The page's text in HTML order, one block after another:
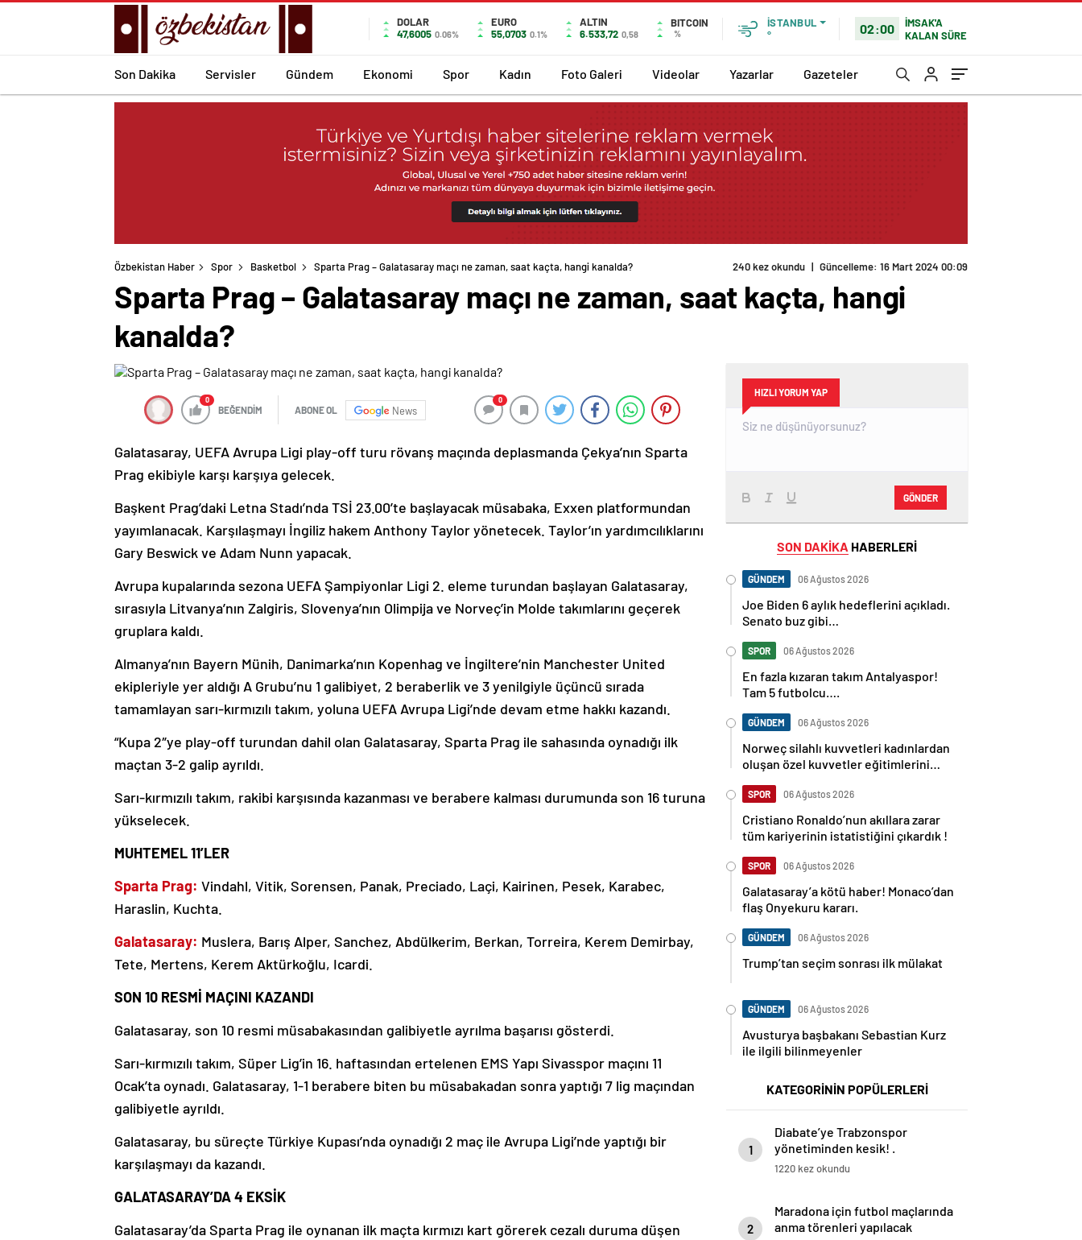
DOLAR
47,6005 0.06%
EURO
55,0703 0.1%
ALTIN
6.533,72 0,58
BITCOIN
%
İSTANBUL
°
02:00
İMSAK'A
KALAN SÜRE
Son Dakika Servisler Gündem Ekonomi Spor Kadın Foto Galeri Videolar Yazarlar Gazeteler
Özbekistan Haber Spor Basketbol Sparta Prag – Galatasaray maçı ne zaman, saat kaçta, hangi kanalda? 240 kez okundu | Güncelleme: 16 Mart 2024 00:09
Sparta Prag – Galatasaray maçı ne zaman, saat kaçta, hangi
kanalda?
0
BEĞENDİM ABONE OL News
0
Galatasaray, UEFA Avrupa Ligi play-off turu rövanş maçında deplasmanda Çekya’nın Sparta
Prag ekibiyle karşı karşıya gelecek.
Başkent Prag’daki Letna Stadı’nda TSİ 23.00’te başlayacak müsabaka, Exxen platformundan
yayımlanacak. Karşılaşmayı İngiliz hakem Anthony Taylor yönetecek. Taylor’ın yardımcılıklarını
Gary Beswick ve Adam Nunn yapacak.
Avrupa kupalarında sezona UEFA Şampiyonlar Ligi 2. eleme turundan başlayan Galatasaray,
sırasıyla Litvanya’nın Zalgiris, Slovenya’nın Olimpija ve Norveç’in Molde takımlarını geçerek
gruplara kaldı.
Almanya’nın Bayern Münih, Danimarka’nın Kopenhag ve İngiltere’nin Manchester United
ekipleriyle yer aldığı A Grubu’nu 1 galibiyet, 2 beraberlik ve 3 yenilgiyle üçüncü sırada
tamamlayan sarı-kırmızılı takım, yoluna UEFA Avrupa Ligi’nde devam etme hakkı kazandı.
“Kupa 2″ye play-off turundan dahil olan Galatasaray, Sparta Prag ile sahasında oynadığı ilk
maçtan 3-2 galip ayrıldı.
Sarı-kırmızılı takım, rakibi karşısında kazanması ve berabere kalması durumunda son 16 turuna
yükselecek.
MUHTEMEL 11’LER
Sparta Prag: Vindahl, Vitik, Sorensen, Panak, Preciado, Laçi, Kairinen, Pesek, Karabec,
Haraslin, Kuchta.
Galatasaray: Muslera, Barış Alper, Sanchez, Abdülkerim, Berkan, Torreira, Kerem Demirbay,
Tete, Mertens, Kerem Aktürkoğlu, Icardi.
SON 10 RESMİ MAÇINI KAZANDI
Galatasaray, son 10 resmi müsabakasından galibiyetle ayrılma başarısı gösterdi.
Sarı-kırmızılı takım, Süper Lig’in 16. haftasından ertelenen EMS Yapı Sivasspor maçını 11
Ocak’ta oynadı. Galatasaray, 1-1 berabere biten bu müsabakadan sonra yaptığı 7 lig maçından
galibiyetle ayrıldı.
Galatasaray, bu süreçte Türkiye Kupası’nda oynadığı 2 maç ile Avrupa Ligi’nde yaptığı bir
karşılaşmayı da kazandı.
GALATASARAY’DA 4 EKSİK
Galatasaray’da Sparta Prag ile oynanan ilk maçta kırmızı kart görerek cezalı duruma düşen
HIZLI YORUM YAP
GÖNDER
SON DAKİKA HABERLERİ
GÜNDEM 06 Ağustos 2026
Joe Biden 6 aylık hedeflerini açıkladı.
Senato buz gibi…
SPOR 06 Ağustos 2026
En fazla kızaran takım Antalyaspor!
Tam 5 futbolcu….
GÜNDEM 06 Ağustos 2026
Norweç silahlı kuvvetleri kadınlardan
oluşan özel kuvvetler eğitimlerini
SPOR 06 Ağustos 2026
Cristiano Ronaldo’nun akıllara zarar
tüm kariyerinin istatistiğini çıkardık !
SPOR 06 Ağustos 2026
Galatasaray’a kötü haber! Monaco’dan
flaş Onyekuru kararı.
GÜNDEM 06 Ağustos 2026
Trump’tan seçim sonrası ilk mülakat
GÜNDEM 06 Ağustos 2026
Avusturya başbakanı Sebastian Kurz
ile ilgili bilinmeyenler
KATEGORİNİN POPÜLERLERİ
1
Diabate’ye Trabzonspor
yönetiminden kesik! .
1220 kez okundu
2
Maradona için futbol maçlarında
anma törenleri yapılacak